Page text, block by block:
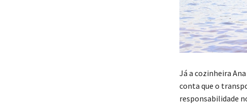
Já a cozinheira
conta que o
responsabilidade